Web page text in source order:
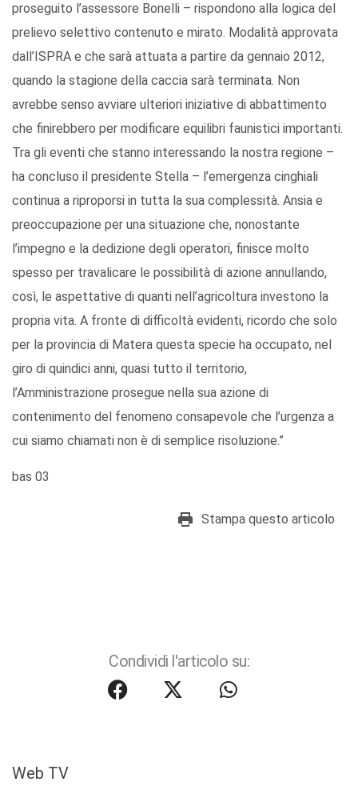
proseguito l’assessore Bonelli – rispondono alla logica del
prelievo selettivo contenuto e mirato. Modalità approvata
dall’ISPRA e che sarà attuata a partire da gennaio 2012,
quando la stagione della caccia sarà terminata. Non
avrebbe senso avviare ulteriori iniziative di abbattimento
che finirebbero per modificare equilibri faunistici importanti.
Tra gli eventi che stanno interessando la nostra regione –
ha concluso il presidente Stella – l’emergenza cinghiali
continua a riproporsi in tutta la sua complessità. Ansia e
preoccupazione per una situazione che, nonostante
l’impegno e la dedizione degli operatori, finisce molto
spesso per travalicare le possibilità di azione annullando,
così, le aspettative di quanti nell’agricoltura investono la
propria vita. A fronte di difficoltà evidenti, ricordo che solo
per la provincia di Matera questa specie ha occupato, nel
giro di quindici anni, quasi tutto il territorio,
l’Amministrazione prosegue nella sua azione di
contenimento del fenomeno consapevole che l’urgenza a
cui siamo chiamati non è di semplice risoluzione.”
bas 03
Stampa questo articolo
Condividi l'articolo su:
Web TV